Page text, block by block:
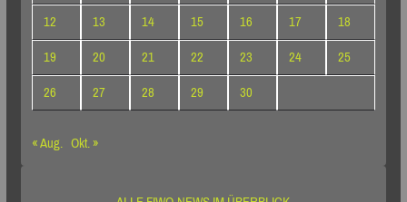
12
13 14 15 16 17
18
19
20 21 22 23 24
25
26
27 28 29
30
« Aug. Okt. »